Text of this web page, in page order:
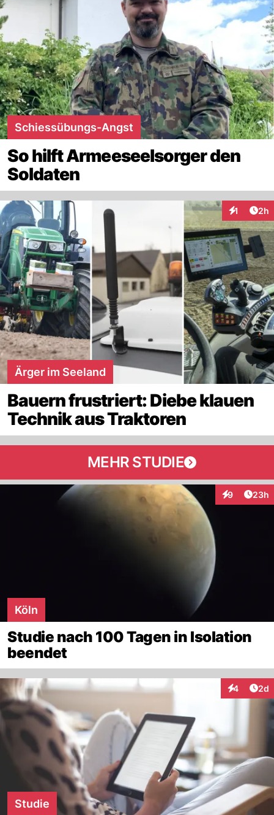
Schiessübungs-Angst
So hilft Armeeseelsorger den
Soldaten
1 2h
Ärger im Seeland
Bauern frustriert: Diebe klauen
Technik aus Traktoren
MEHR STUDIE
9
Interaktionen
23h
Köln
Studie nach 100 Tagen in Isolation
beendet
4 2d
Studie